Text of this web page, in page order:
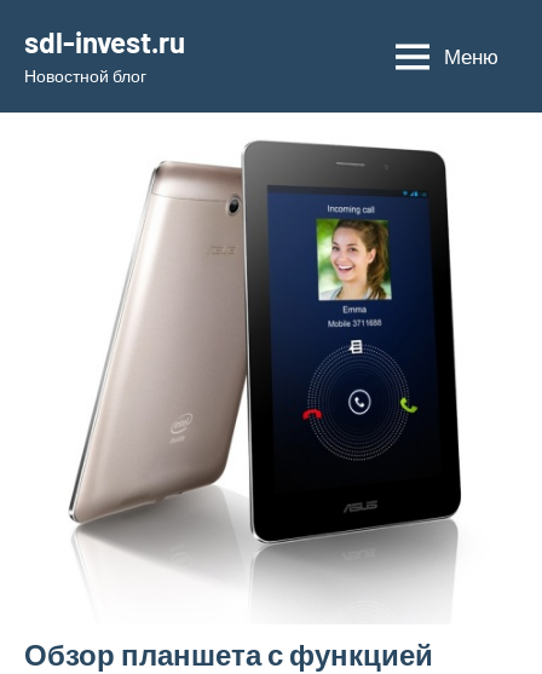
содержимому
sdl-invest.ru
Новостной блог
Меню
Обзор планшета с функцией